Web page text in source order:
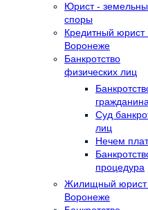
Юрист -
споры
Кредитный юрист
Воронеже
Банкротство
физических лиц
Суд
лиц
Нечем
процедура
Жилищный юрист
Воронеже